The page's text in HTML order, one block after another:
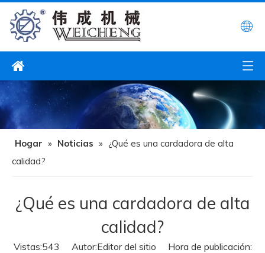
Hogar » Noticias » ¿Qué es una cardadora de alta
calidad?
¿Qué es una cardadora de alta
calidad?
Vistas:543 Autor:Editor del sitio Hora de publicación: